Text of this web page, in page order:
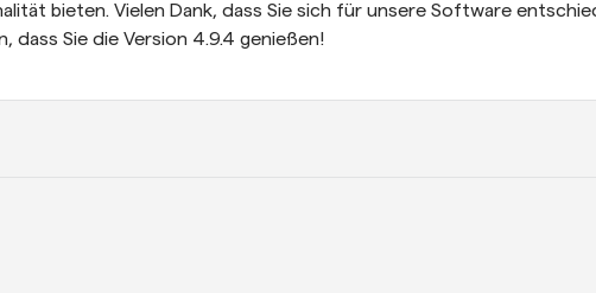
bieten. Vielen Dank, dass Sie sich für unsere Software
dass Sie die Version 4.9.4 genießen!